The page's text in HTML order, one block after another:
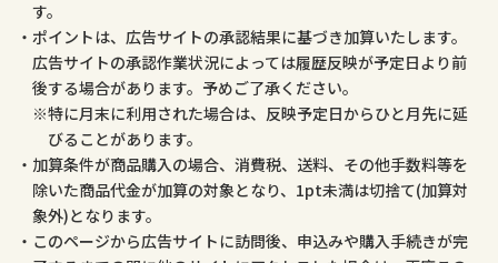
す。
ポイントは、広告サイトの承認結果に基づき加算いたします。
広告サイトの承認作業状況によっては履歴反映が予定日より前
後する場合があります。予めご了承ください。
特に月末に利用された場合は、反映予定日からひと月先に延
びることがあります。
加算条件が商品購入の場合、消費税、送料、その他手数料等を
除いた商品代金が加算の対象となり、1pt未満は切捨て(加算対
象外)となります。
このページから広告サイトに訪問後、申込みや購入手続きが完